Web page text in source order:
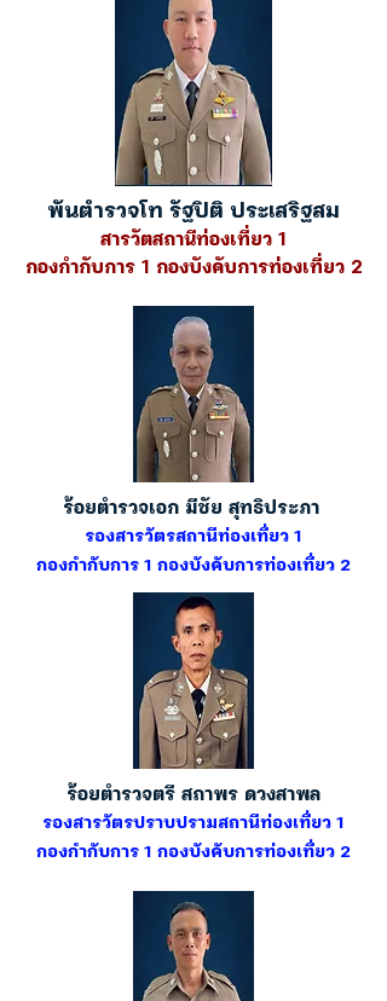
พันตำรวจโท รัฐปิติ ประเสริฐสม
สารวัตสถานีท่องเที่ยว 1
กองกำกับการ 1 กองบังคับการท่องเที่ยว 2
ร้อยตำรวจเอก มีชัย สุทธิประภา
รองสารวัตรสถานีท่องเที่ยว 1
กองกำกับการ 1 กองบังคับการท่องเที่ยว 2
ร้อยตำรวจตรี สถาพร ดวงสาพล
รองสารวัตรปราบปรามสถานีท่องเที่ยว 1
กองกำกับการ 1 กองบังคับการท่องเที่ยว 2